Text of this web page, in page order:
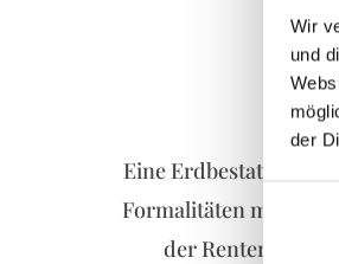
Wir
und
der
Eine Erdbestattung
Formalitäten mit
der